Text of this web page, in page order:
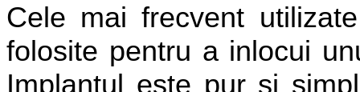
Cele mai frecvent
folosite pentru a inlocui
Implantul este pur si